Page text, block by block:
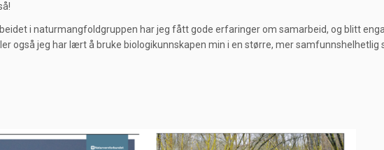
i naturmangfoldgruppen har jeg fått gode erfaringer om samarbeid, og blitt
også jeg har lært å bruke biologikunnskapen min i en større, mer samfunnshelhetlig